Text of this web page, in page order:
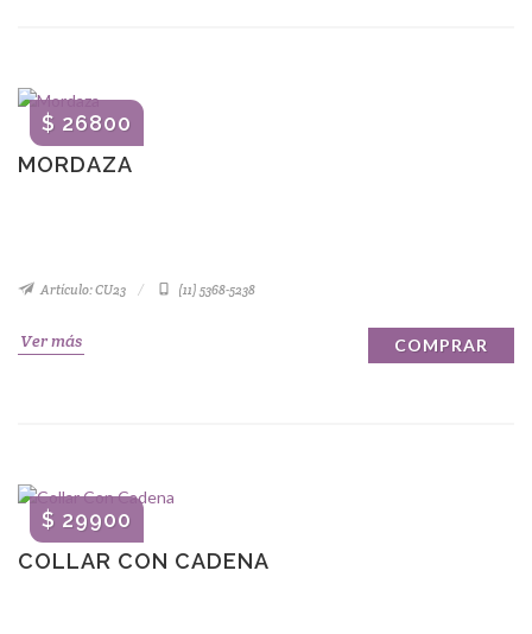
MORDAZA
$ 26800
Artículo: CU23 (11) 5368-5238
Ver más COMPRAR
COLLAR CON CADENA
$ 29900